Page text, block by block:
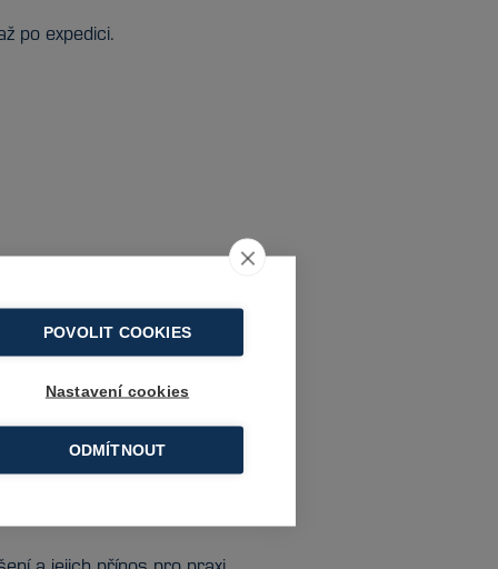
po expedici.
POVOLIT COOKIES
Nastavení cookies
ODMÍTNOUT